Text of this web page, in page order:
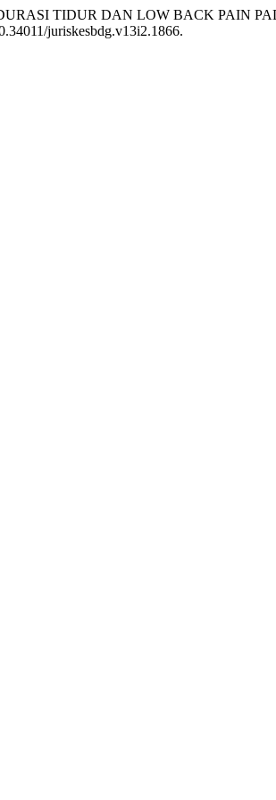
TIDUR DAN LOW BACK PAIN
juriskesbdg.v13i2.1866.